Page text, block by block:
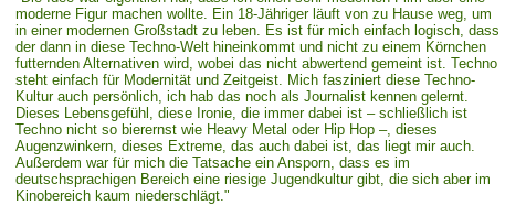
moderne Figur machen wollte. Ein 18-Jähriger läuft von zu Hause weg, um
in einer modernen Großstadt zu leben. Es ist für mich einfach logisch, dass
der dann in diese Techno-Welt hineinkommt und nicht zu einem Körnchen
futternden Alternativen wird, wobei das nicht abwertend gemeint ist. Techno
steht einfach für Modernität und Zeitgeist. Mich fasziniert diese Techno-
Kultur auch persönlich, ich hab das noch als Journalist kennen gelernt.
Dieses Lebensgefühl, diese Ironie, die immer dabei ist – schließlich ist
Techno nicht so bierernst wie Heavy Metal oder Hip Hop –, dieses
Augenzwinkern, dieses Extreme, das auch dabei ist, das liegt mir auch.
Außerdem war für mich die Tatsache ein Ansporn, dass es im
deutschsprachigen Bereich eine riesige Jugendkultur gibt, die sich aber im
Kinobereich kaum niederschlägt."